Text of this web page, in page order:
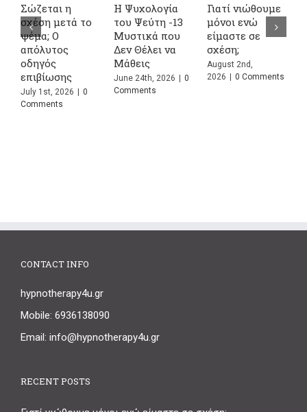
4 Φράσεις που
Ακούμε Συχνά
στις Σχέσεις
και Τι
Σημαίνουν
Πραγματικά
July 24th, 2026 |
Comments
Ζευγάρια: Τι
Προκαλεί τις
Συγκρούσεις
τους και Γιατί
Κάνετε Ξανά
τον Ίδιο Καβγά;
July 13th, 2026
απόλυτος
οδηγός
επιβίωσης
July 1st, 2026
Comments
CONTACT INFO
hypnotherapy4u.gr
Mobile: 6936138090
Email: info@hypnotherapy4u.gr
RECENT POSTS